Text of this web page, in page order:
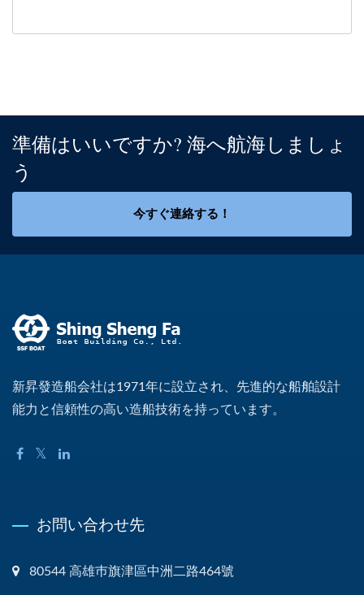
準備はいいですか? 海へ航海しましょ
う
今すぐ連絡する！
新昇發造船会社は1971年に設立され、先進的な船舶設計
能力と信頼性の高い造船技術を持っています。
お問い合わせ先
80544 高雄巿旗津區中洲二路464號